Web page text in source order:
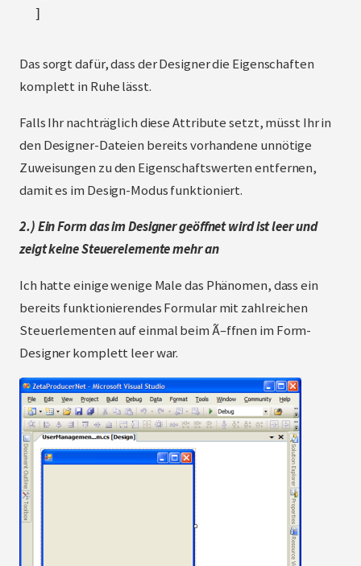
]
Das sorgt dafür, dass der Designer die Eigenschaften
komplett in Ruhe lässt.
Falls Ihr nachträglich diese Attribute setzt, müsst Ihr in
den Designer-Dateien bereits vorhandene unnötige
Zuweisungen zu den Eigenschaftswerten entfernen,
damit es im Design-Modus funktioniert.
2.) Ein Form das im Designer geöffnet wird ist leer und
zeigt keine Steuerelemente mehr an
Ich hatte einige wenige Male das Phänomen, dass ein
bereits funktionierendes Formular mit zahlreichen
Steuerlementen auf einmal beim Ã–ffnen im Form-
Designer komplett leer war.